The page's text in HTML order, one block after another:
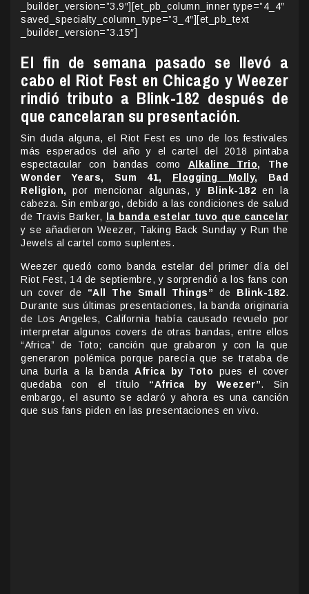
_builder_version=”3.9″][et_pb_column_inner type=”4_4″
saved_specialty_column_type=”3_4″][et_pb_text
_builder_version=”3.15″]
El fin de semana pasado se llevó a
cabo el Riot Fest en Chicago y Weezer
rindió tributo a Blink-182 después de
que cancelaran su presentación.
Sin duda alguna, el Riot Fest es uno de los festivales
más esperados del año y el cartel del 2018 pintaba
espectacular con bandas como Alkaline Trio, The
Wonder Years, Sum 41, Flogging Molly, Bad
Religion, por mencionar algunas, y Blink-182 en la
cabeza. Sin embargo, debido a las condiciones de salud
de Travis Barker,
la banda estelar tuvo que cancelar
y se añadieron Weezer, Taking Back Sunday y Run the
Jewels al cartel como suplentes.
Weezer quedó como banda estelar del primer día del
Riot Fest, 14 de septiembre, y sorprendió a los fans con
un cover de “All The Small Things” de Blink-182.
Durante sus últimas presentaciones, la banda originaria
de Los Angeles, California había causado revuelo por
interpretar algunos covers de otras bandas, entre ellos
“Africa” de Toto; canción que grabaron y con la que
generaron polémica porque parecía que se trataba de
una burla a la bandaAfrica by Toto pues el cover
quedaba con el título “Africa by Weezer”. Sin
embargo, el asunto se aclaró y ahora es una canción
que sus fans piden en las presentaciones en vivo.